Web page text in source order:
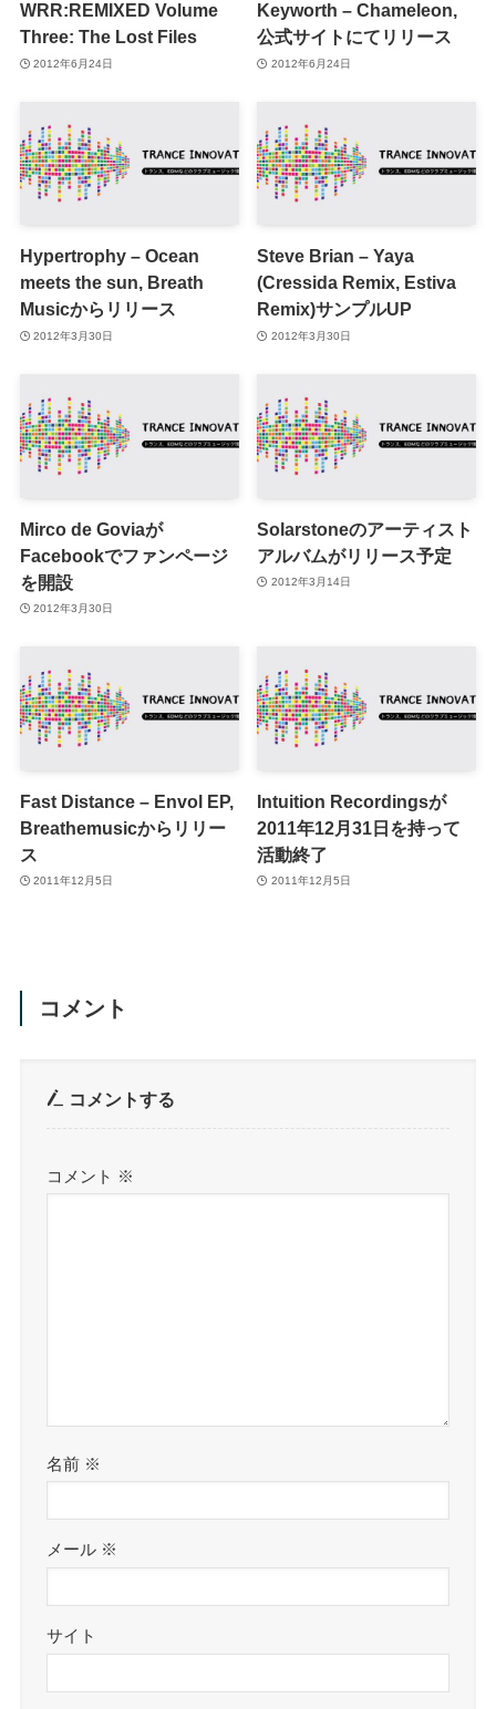
WRR:REMIXED Volume
Three: The Lost Files
2012年6月24日
Keyworth – Chameleon,
公式サイトにてリリース
2012年6月24日
Hypertrophy – Ocean
meets the sun, Breath
Musicからリリース
2012年3月30日
Steve Brian – Yaya
(Cressida Remix, Estiva
Remix)サンプルUP
2012年3月30日
Mirco de Goviaが
Facebookでファンページ
を開設
2012年3月30日
Solarstoneのアーティスト
アルバムがリリース予定
2012年3月14日
Fast Distance – Envol EP,
Breathemusicからリリー
ス
2011年12月5日
Intuition Recordingsが
2011年12月31日を持って
活動終了
2011年12月5日
コメント
コメントする
コメント ※
名前 ※
メール ※
サイト